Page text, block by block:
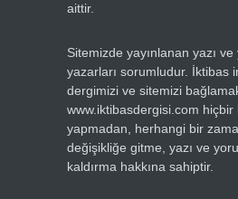
aittir.
Sitemizde yayınlanan yazı
yazarları sorumludur. İktibas
dergimizi ve sitemizi
www.iktibasdergisi.com hiçbir
yapmadan, herhangi bir
değişikliğe gitme, yazı ve
kaldırma hakkına sahiptir.